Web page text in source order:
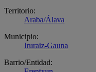
Territorio:
Araba/Álava
Municipio:
Iruraiz-Gauna
Barrio/Entidad: